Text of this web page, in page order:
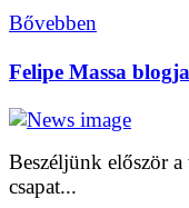
Bővebben
Felipe Massa
Beszéljünk először
csapat...